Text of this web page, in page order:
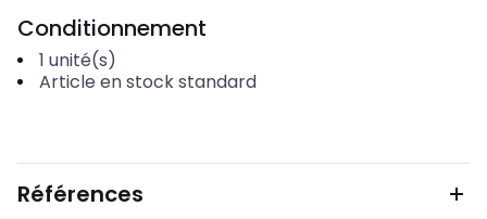
Conditionnement
1 unité(s)
Article en stock standard
Références